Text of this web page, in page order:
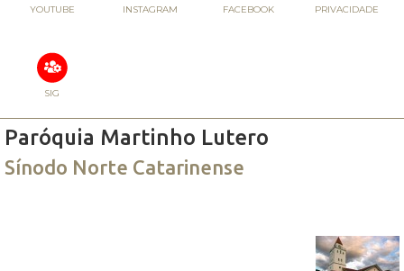
YOUTUBE INSTAGRAM FACEBOOK PRIVACIDADE
SIG
Paróquia Martinho Lutero
Sínodo Norte Catarinense